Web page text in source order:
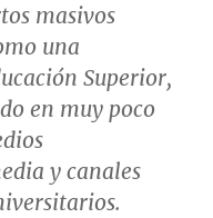
masivos
una
Superior,
en muy poco
y canales